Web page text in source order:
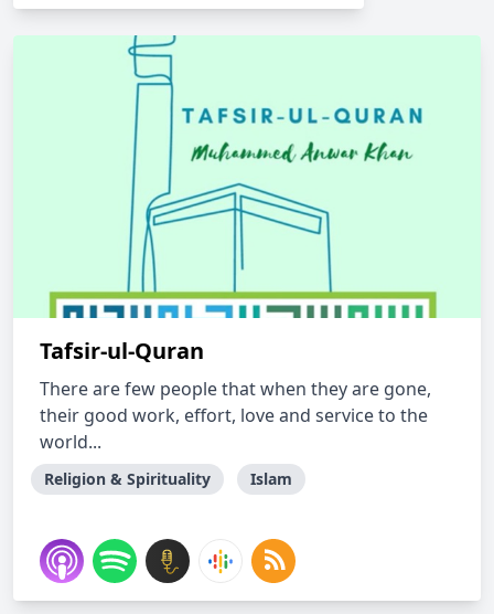
Tafsir-ul-Quran
There are few people that when they are gone,
their good work, effort, love and service to the
world...
Religion & Spirituality Islam